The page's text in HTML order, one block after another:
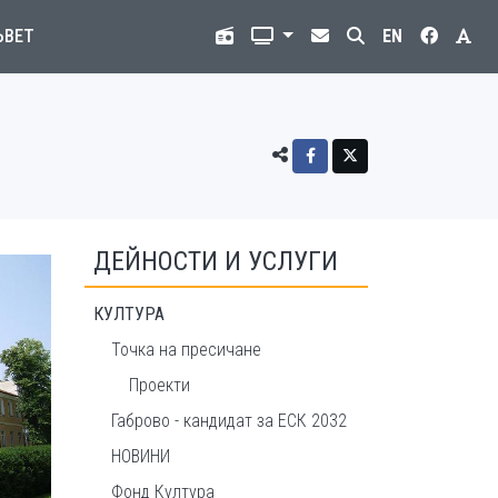
EN
ДЕЙНОСТИ И УСЛУГИ
КУЛТУРА
Точка на пресичане
Проекти
Габрово - кандидат за ЕСК 2032
НОВИНИ
Фонд Култура